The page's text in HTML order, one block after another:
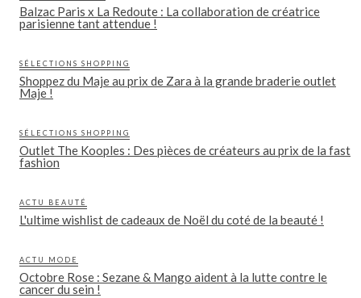
Balzac Paris x La Redoute : La collaboration de créatrice
parisienne tant attendue !
SÉLECTIONS SHOPPING
Shoppez du Maje au prix de Zara à la grande braderie outlet
Maje !
SÉLECTIONS SHOPPING
Outlet The Kooples : Des pièces de créateurs au prix de la fast
fashion
ACTU BEAUTÉ
L'ultime wishlist de cadeaux de Noël du coté de la beauté !
ACTU MODE
Octobre Rose : Sezane & Mango aident à la lutte contre le
cancer du sein !